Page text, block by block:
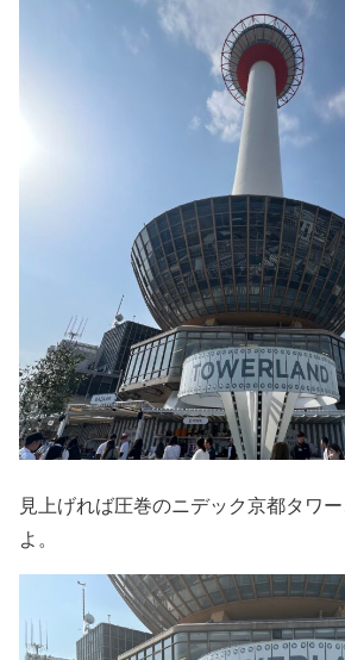
見上げれば圧巻のニデック京都タワ
よ。